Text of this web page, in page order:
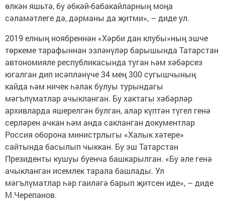
өлкән яшьтә, бу әбкәй-бабакайларның моңа
сәламәтлеге дә, дәрманы да җитми», – диде ул.
2019 елның ноябреннән «Хәрби дан клубы»ның эшче
төркеме тарафыннан эзләнүләр барышында Татарстан
автономияле респуб­ликасында туган һәм хәбәрсез
югалган дип исәпләнүче 34 мең 300 сугышчының
кайда һәм ничек һәлак булуы турындагы
мәгълүматлар ачыкланган. Бу хактагы хәбәрләр
архивларда яшерелгән булган, алар күптән түгел генә
серләрен ачкан һәм анда сакланган документлар
Россия оборона министрлыгы «Халык хәтере»
сайтында басылып чыккан. Бу эш Татарстан
Президенты кушуы буенча башкарылган. «Бу әле генә
ачыкланган исемлек тарала башлады. Ул
мәгълүматлар һәр гаиләгә барып җитсен иде», – диде
М.Черепанов.